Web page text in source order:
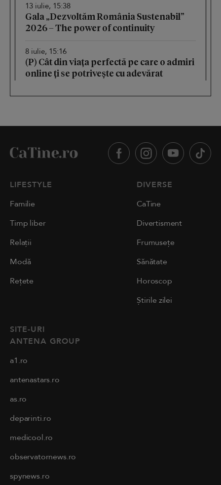
13 iulie, 15:38
Gala „Dezvoltăm România Sustenabil”
2026 – The power of continuity
8 iulie, 15:16
(P) Cât din viața perfectă pe care o admiri
online ți se potrivește cu adevărat
LIFESTYLE
Familie
Timp liber
Relații
Modă
Rețete
DIVERSE
CaTine
Divertisment
Frumusețe
Sănătate
Horoscop
Știrile zilei
SITE-URI
ANTENA GROUP
a1.ro
antenastars.ro
as.ro
deparinti.ro
medicool.ro
observatornews.ro
spynews.ro